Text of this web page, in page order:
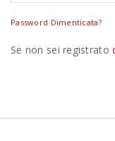
Password Dimenticata?
Se non sei registrato